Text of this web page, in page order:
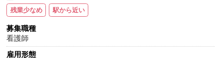
残業少なめ 駅から近い
募集職種
看護師
雇用形態